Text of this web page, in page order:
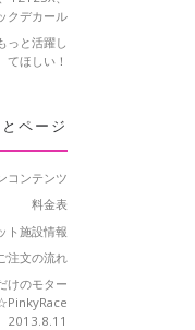
クデカール
っと活躍し
てほしい！
ページ
コンテンツ
料金表
ト施設情報
注文の流れ
けのモター
2013.8.11